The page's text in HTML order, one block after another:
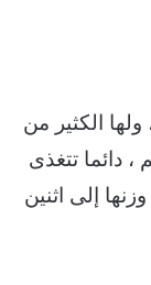
الكثير من
دائما تتغذى
إلى اثنين